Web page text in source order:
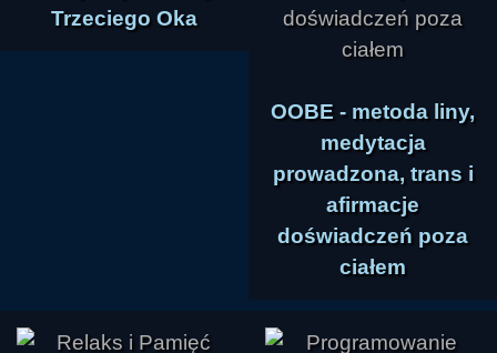
Trzeciego Oka
OOBE - metoda liny,
medytacja
prowadzona, trans i
afirmacje
doświadczeń poza
ciałem